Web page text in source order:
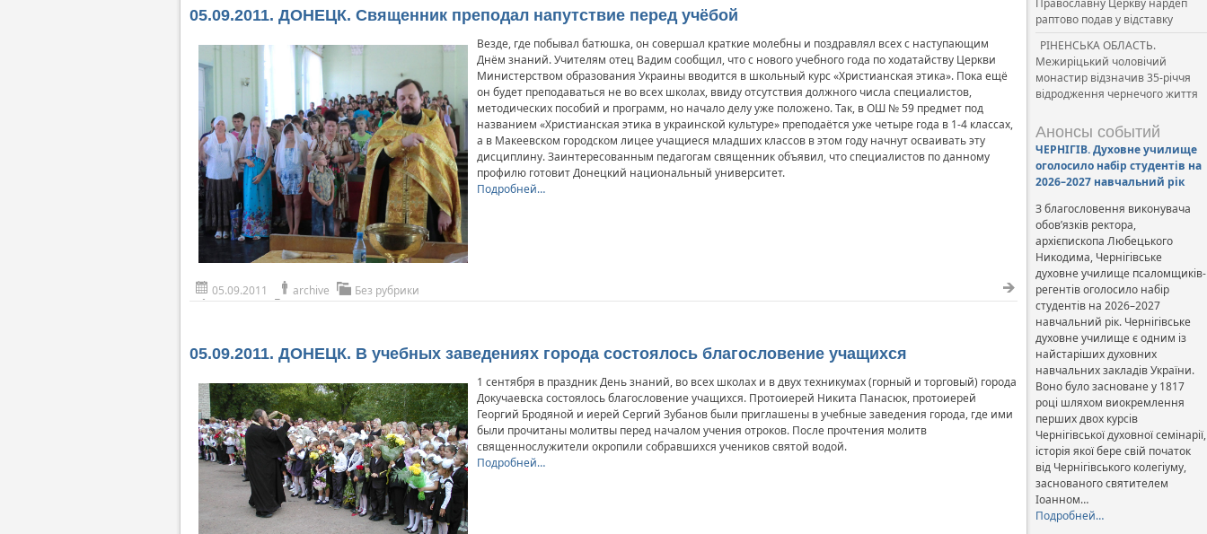
05.09.2011. ДОНЕЦК. Священник преподал напутствие перед учёбой
Везде, где побывал батюшка, он совершал краткие молебны и поздравлял всех с наступающим
Днём знаний. Учителям отец Вадим сообщил, что с нового учебного года по ходатайству Церкви
Министерством образования Украины вводится в школьный курс «Христианская этика». Пока ещё
он будет преподаваться не во всех школах, ввиду отсутствия должного числа специалистов,
методических пособий и программ, но начало делу уже положено. Так, в ОШ № 59 предмет под
названием «Христианская этика в украинской культуре» преподаётся уже четыре года в 1-4 классах,
а в Макеевском городском лицее учащиеся младших классов в этом году начнут осваивать эту
дисциплину. Заинтересованным педагогам священник объявил, что специалистов по данному
профилю готовит Донецкий национальный университет.
Подробней…
05.09.2011 archive Без рубрики
05.09.2011. ДОНЕЦК. В учебных заведениях города состоялось благословение учащихся
1 сентября в праздник День знаний, во всех школах и в двух техникумах (горный и торговый) города
Докучаевска состоялось благословение учащихся. Протоиерей Никита Панасюк, протоиерей
Георгий Бродяной и иерей Сергий Зубанов были приглашены в учебные заведения города, где ими
были прочитаны молитвы перед началом учения отроков. После прочтения молитв
священнослужители окропили собравшихся учеников святой водой.
Подробней…
Православну Церкву нардеп
раптово подав у відставку
РІНЕНСЬКА ОБЛАСТЬ.
Межиріцький чоловічий
монастир відзначив 35-річчя
відродження чернечого життя
Анонсы событий
ЧЕРНІГІВ. Духовне училище
оголосило набір студентів на
2026–2027 навчальний рік
З благословення виконувача
обов’язків ректора,
архієпископа Любецького
Никодима, Чернігівське
духовне училище псаломщиків-
регентів оголосило набір
студентів на 2026–2027
навчальний рік. Чернігівське
духовне училище є одним із
найстаріших духовних
навчальних закладів України.
Воно було засноване у 1817
році шляхом виокремлення
перших двох курсів
Чернігівської духовної семінарії,
історія якої бере свій початок
від Чернігівського колегіуму,
заснованого святителем
Іоанном…
Подробней…